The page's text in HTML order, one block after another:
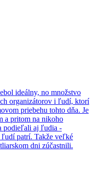
ideálny, no množstvo
organizátorov i ľudí, ktorí
priebehu tohto dňa. Je
a pritom na nikoho
podieľali aj ľudia -
ľudí patrí. Takže veľké
dni zúčastnili.